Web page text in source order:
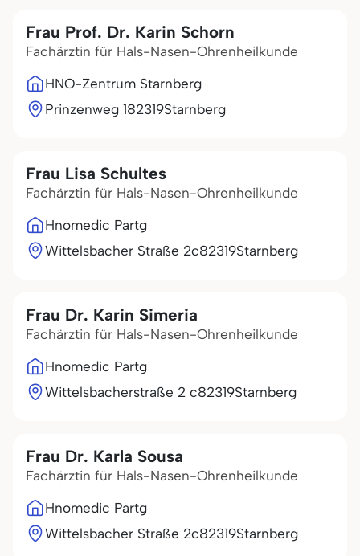
Frau Prof. Dr. Karin Schorn
Fachärztin für Hals-Nasen-Ohrenheilkunde
HNO-Zentrum Starnberg
Prinzenweg 182319Starnberg
Frau Lisa Schultes
Fachärztin für Hals-Nasen-Ohrenheilkunde
Hnomedic Partg
Wittelsbacher Straße 2c82319Starnberg
Frau Dr. Karin Simeria
Fachärztin für Hals-Nasen-Ohrenheilkunde
Hnomedic Partg
Wittelsbacherstraße 2 c82319Starnberg
Frau Dr. Karla Sousa
Fachärztin für Hals-Nasen-Ohrenheilkunde
Hnomedic Partg
Wittelsbacher Straße 2c82319Starnberg